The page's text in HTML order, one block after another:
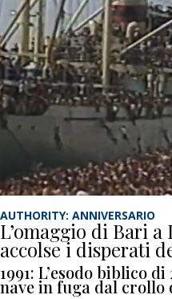
AUTHORITY: ANNIVERSARIO
L’omaggio di Bari
accolse i disperati
1991: L’esodo biblico
nave in fuga dal crollo